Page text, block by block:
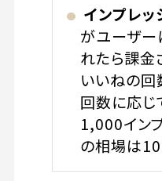
インプレッ
がユーザ
れたら課金
いいねの回
回数に応じ
1,000イン
の相場は